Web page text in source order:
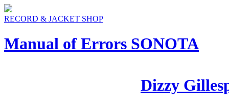
RECORD & JACKET SHOP
Manual of Errors SONOTA
Dizzy